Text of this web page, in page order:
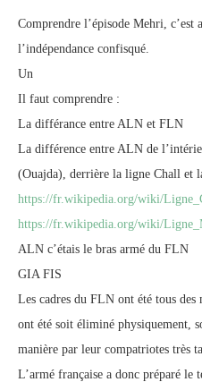
Comprendre l’épisode Mehri,
l’indépendance confisqué.
Un
Il faut comprendre :
La différance entre ALN et FLN
La différence entre ALN de
(Ouajda), derrière la ligne Chall et
https://fr.wikipedia.org/wiki/
https://fr.wikipedia.org/wiki/
ALN c’étais le bras armé du FLN
GIA FIS
Les cadres du FLN ont été tous
ont été soit éliminé physiquement,
manière par leur compatriotes très
L’armé française a donc préparé